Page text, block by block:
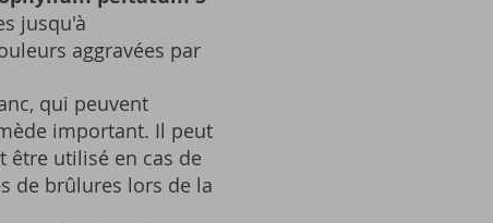
jusqu'à
aggravées par
qui peuvent
important. Il peut
être utilisé en cas de
de brûlures lors de la